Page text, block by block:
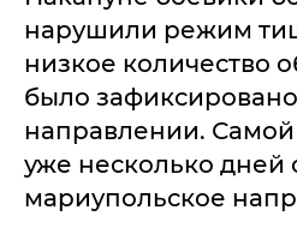
нарушили режим
низкое количество
было
направлении. Самой
уже несколько дней
мариупольское